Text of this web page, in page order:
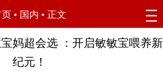
页 • 国内 • 正文
妈超会选 ：开启敏敏宝喂养新
纪元！